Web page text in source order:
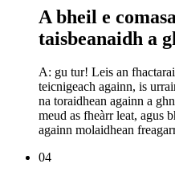
A bheil e
taisbeanaidh a
A: gu tur! Leis an
teicnigeach againn, is
na toraidhean againn a
meud as fheàrr leat, agus
againn molaidhean
04